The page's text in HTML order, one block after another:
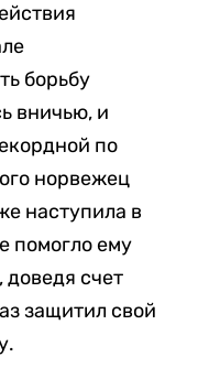
борьбу
вничью, и
по
норвежец
наступила в
помогло ему
счет
защитил свой